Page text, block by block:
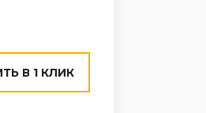
В 1 КЛИК